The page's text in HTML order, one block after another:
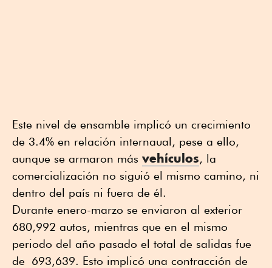
Este nivel de ensamble implicó un crecimiento
de 3.4% en relación internaual, pese a ello,
aunque se armaron más vehículos, la
comercialización no siguió el mismo camino, ni
dentro del país ni fuera de él.
Durante enero-marzo se enviaron al exterior
680,992 autos, mientras que en el mismo
periodo del año pasado el total de salidas fue
de 693,639. Esto implicó una contracción de